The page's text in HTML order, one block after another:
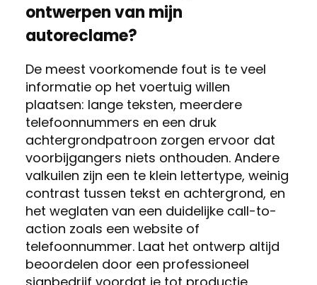
ontwerpen van mijn
autoreclame?
De meest voorkomende fout is te veel
informatie op het voertuig willen
plaatsen: lange teksten, meerdere
telefoonnummers en een druk
achtergrondpatroon zorgen ervoor dat
voorbijgangers niets onthouden. Andere
valkuilen zijn een te klein lettertype, weinig
contrast tussen tekst en achtergrond, en
het weglaten van een duidelijke call-to-
action zoals een website of
telefoonnummer. Laat het ontwerp altijd
beoordelen door een professioneel